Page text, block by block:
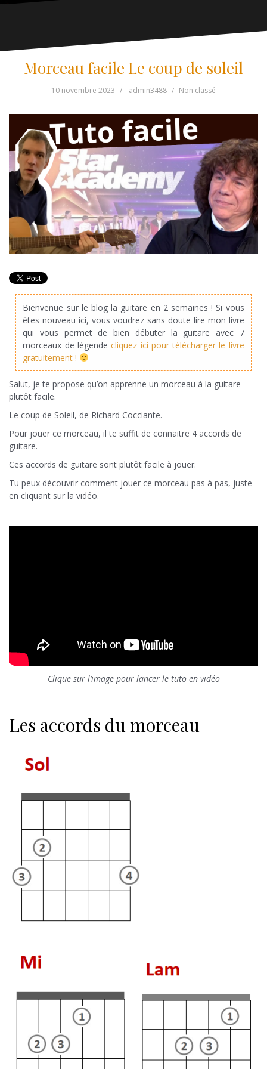
Morceau facile Le coup de soleil
10 novembre 2023 admin3488 Non classé
Bienvenue sur le blog la guitare en 2 semaines ! Si vous
êtes nouveau ici, vous voudrez sans doute lire mon livre
qui vous permet de bien débuter la guitare avec 7
morceaux de légendecliquez ici pour télécharger le livre
gratuitement !
Salut, je te propose qu’on apprenne un morceau à la guitare
plutôt facile.
Le coup de Soleil, de Richard Cocciante.
Pour jouer ce morceau, il te suffit de connaitre 4 accords de
guitare.
Ces accords de guitare sont plutôt facile à jouer.
Tu peux découvrir comment jouer ce morceau pas à pas, juste
en cliquant sur la vidéo.
Clique sur l’image pour lancer le tuto en vidéo
Les accords du morceau